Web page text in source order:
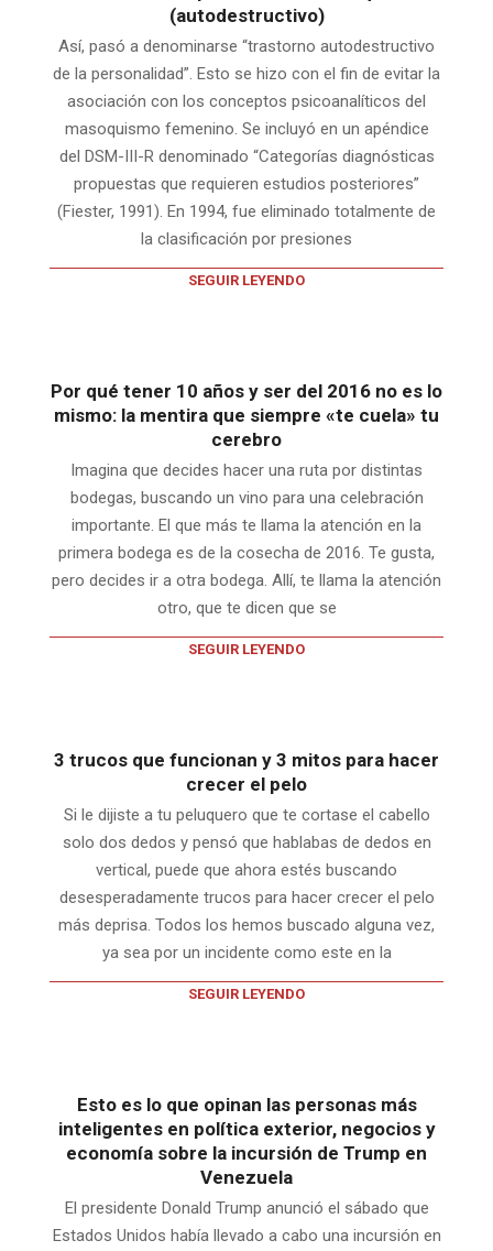
(autodestructivo)
Así, pasó a denominarse “trastorno autodestructivo
de la personalidad”. Esto se hizo con el fin de evitar la
asociación con los conceptos psicoanalíticos del
masoquismo femenino. Se incluyó en un apéndice
del DSM-III-R denominado “Categorías diagnósticas
propuestas que requieren estudios posteriores”
(Fiester, 1991). En 1994, fue eliminado totalmente de
la clasificación por presiones
SEGUIR LEYENDO
Por qué tener 10 años y ser del 2016 no es lo
mismo: la mentira que siempre «te cuela» tu
cerebro
Imagina que decides hacer una ruta por distintas
bodegas, buscando un vino para una celebración
importante. El que más te llama la atención en la
primera bodega es de la cosecha de 2016. Te gusta,
pero decides ir a otra bodega. Allí, te llama la atención
otro, que te dicen que se
SEGUIR LEYENDO
3 trucos que funcionan y 3 mitos para hacer
crecer el pelo
Si le dijiste a tu peluquero que te cortase el cabello
solo dos dedos y pensó que hablabas de dedos en
vertical, puede que ahora estés buscando
desesperadamente trucos para hacer crecer el pelo
más deprisa. Todos los hemos buscado alguna vez,
ya sea por un incidente como este en la
SEGUIR LEYENDO
Esto es lo que opinan las personas más
inteligentes en política exterior, negocios y
economía sobre la incursión de Trump en
Venezuela
El presidente Donald Trump anunció el sábado que
Estados Unidos había llevado a cabo una incursión en